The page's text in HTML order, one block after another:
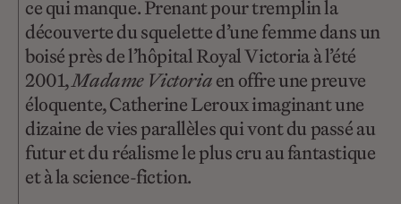
ce qui manque. Prenant pour tremplin la
découverte du squelette d’une femme dans un
boisé près de l’hôpital Royal Victoria à l’été
2001,Madame Victoriaen offre une preuve
éloquente, Catherine Leroux imaginant une
dizaine de vies parallèles qui vont du passé au
futur et du réalisme le plus cru au fantastique
et à la science-fiction.